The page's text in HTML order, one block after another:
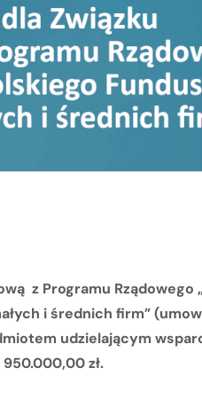
z Programu Rządowego
i średnich firm”
udzielającym
zł.